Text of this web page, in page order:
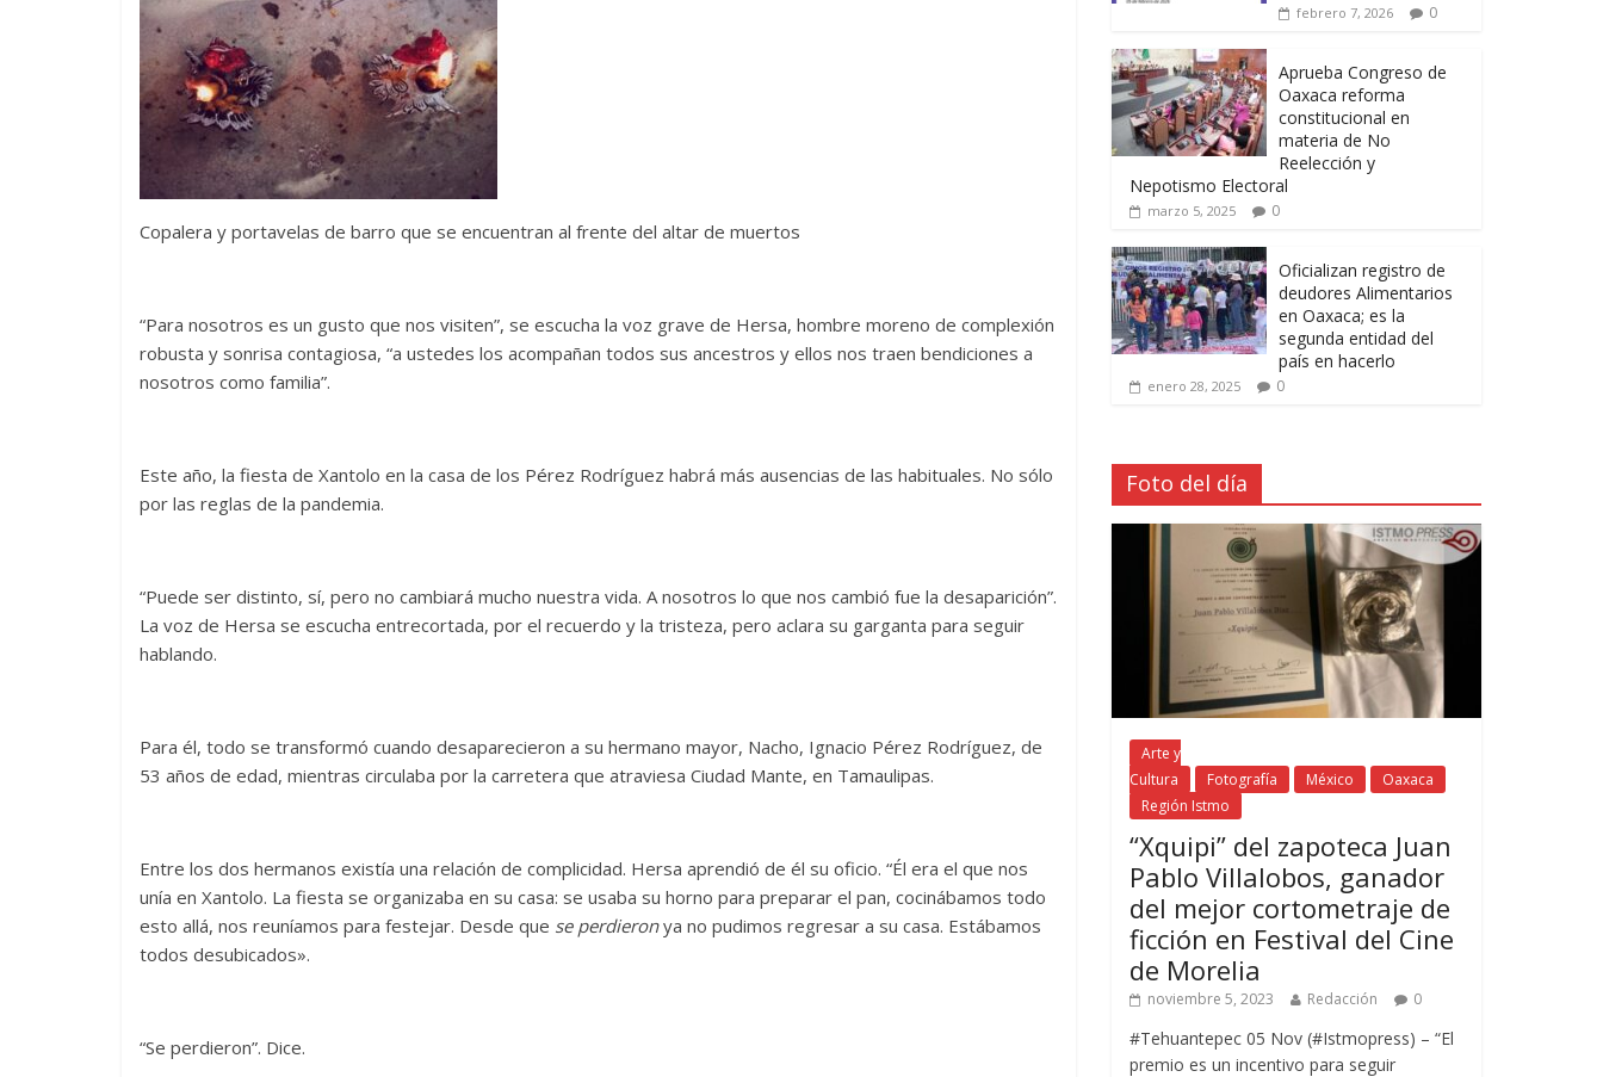
Copalera y portavelas de barro que se encuentran al frente del altar de muertos
“Para nosotros es un gusto que nos visiten”, se escucha la voz grave de Hersa, hombre moreno de complexión
robusta y sonrisa contagiosa, “a ustedes los acompañan todos sus ancestros y ellos nos traen bendiciones a
nosotros como familia”.
Este año, la fiesta de Xantolo en la casa de los Pérez Rodríguez habrá más ausencias de las habituales. No sólo
por las reglas de la pandemia.
“Puede ser distinto, sí, pero no cambiará mucho nuestra vida. A nosotros lo que nos cambió fue la desaparición”.
La voz de Hersa se escucha entrecortada, por el recuerdo y la tristeza, pero aclara su garganta para seguir
hablando.
Para él, todo se transformó cuando desaparecieron a su hermano mayor, Nacho, Ignacio Pérez Rodríguez, de
53 años de edad, mientras circulaba por la carretera que atraviesa Ciudad Mante, en Tamaulipas.
Entre los dos hermanos existía una relación de complicidad. Hersa aprendió de él su oficio. “Él era el que nos
unía en Xantolo. La fiesta se organizaba en su casa: se usaba su horno para preparar el pan, cocinábamos todo
esto allá, nos reuníamos para festejar. Desde que se perdieronya no pudimos regresar a su casa. Estábamos
todos desubicados».
“Se perdieron”. Dice.
febrero 7, 2026 0
Aprueba Congreso de
Oaxaca reforma
constitucional en
materia de No
Reelección y
Nepotismo Electoral
marzo 5, 2025 0
Oficializan registro de
deudores Alimentarios
en Oaxaca; es la
segunda entidad del
país en hacerlo
enero 28, 2025 0
Foto del día
Arte y
Cultura
Fotografía México
Oaxaca
Región Istmo
“Xquipi” del zapoteca Juan
Pablo Villalobos, ganador
del mejor cortometraje de
ficción en Festival del Cine
de Morelia
noviembre 5, 2023 Redacción 0
#Tehuantepec 05 Nov (#Istmopress) – “El
premio es un incentivo para seguir